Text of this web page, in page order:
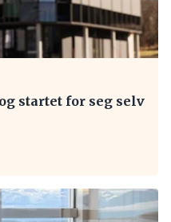
startet for seg selv